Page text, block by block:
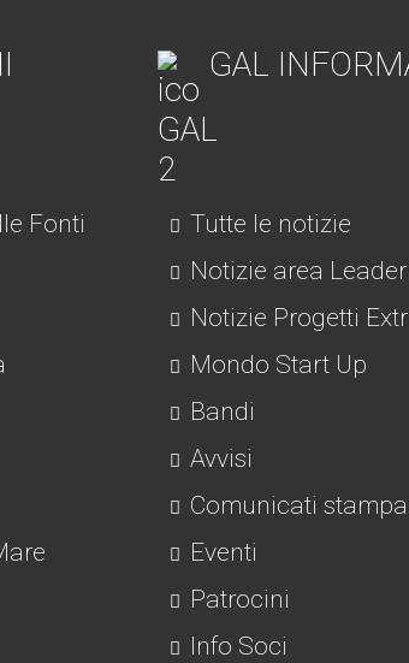
Fonti
GAL
Tutte le notizie
Notizie area Leader
Notizie Progetti
Mondo Start Up
Bandi
Avvisi
Comunicati stampa
Eventi
Patrocini
Info Soci